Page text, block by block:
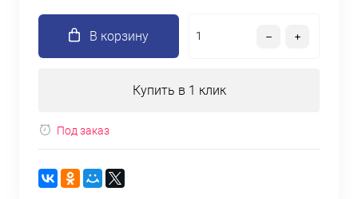
В корзину
Купить в 1 клик
Под заказ